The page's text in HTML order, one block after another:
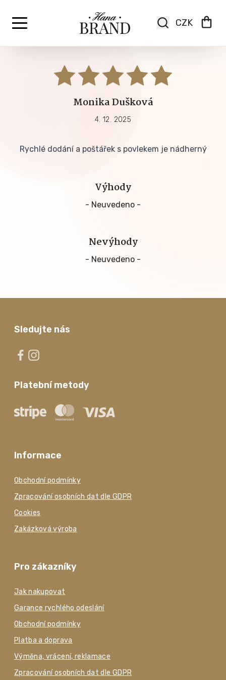
Monika Dušková
4. 12. 2025
Rychlé dodání a poštářek s povlekem je nádherný
Výhody
- Neuvedeno -
Nevýhody
- Neuvedeno -
Informace
Obchodní podmínky
Zpracování osobních dat dle GDPR
Cookies
Zakázková výroba
Sledujte nás
Platební metody
Pro zákazníky
Jak nakupovat
Garance rychlého odeslání
Obchodní podmínky
Platba a doprava
Výměna, vrácení, reklamace
Zpracování osobních dat dle GDPR